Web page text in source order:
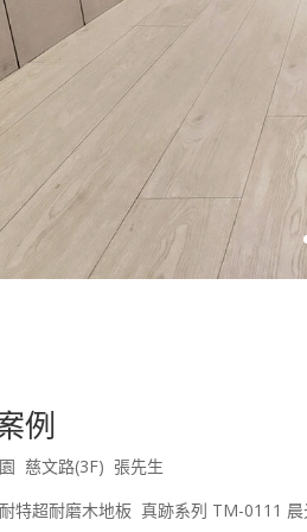
例
慈文路(3F) 張先生
特超耐磨木地板 真跡系列 TM-0111 晨